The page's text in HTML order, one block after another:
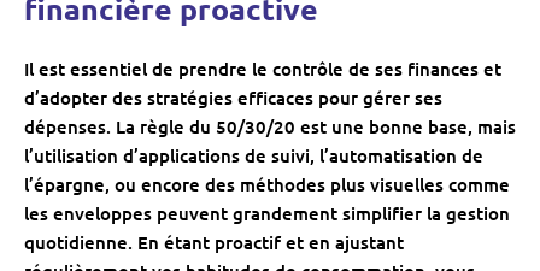
financière proactive
Il est essentiel de prendre le contrôle de ses finances et
d’adopter des stratégies efficaces pour gérer ses
dépenses. La règle du 50/30/20 est une bonne base, mais
l’utilisation d’applications de suivi, l’automatisation de
l’épargne, ou encore des méthodes plus visuelles comme
les enveloppes peuvent grandement simplifier la gestion
quotidienne. En étant proactif et en ajustant